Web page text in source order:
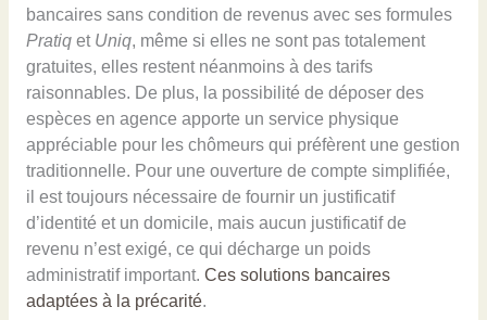
bancaires sans condition de revenus avec ses formules
Pratiqet Uniq, même si elles ne sont pas totalement
gratuites, elles restent néanmoins à des tarifs
raisonnables. De plus, la possibilité de déposer des
espèces en agence apporte un service physique
appréciable pour les chômeurs qui préfèrent une gestion
traditionnelle. Pour une ouverture de compte simplifiée,
il est toujours nécessaire de fournir un justificatif
d’identité et un domicile, mais aucun justificatif de
revenu n’est exigé, ce qui décharge un poids
administratif important. Ces solutions bancaires
adaptées à la précarité.